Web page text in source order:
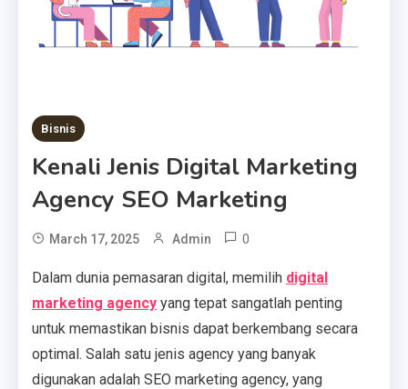
Bisnis
Kenali Jenis Digital Marketing
Agency SEO Marketing
March 17, 2025 Admin 0
Dalam dunia pemasaran digital, memilih digital
marketing agency yang tepat sangatlah penting
untuk memastikan bisnis dapat berkembang secara
optimal. Salah satu jenis agency yang banyak
digunakan adalah SEO marketing agency, yang